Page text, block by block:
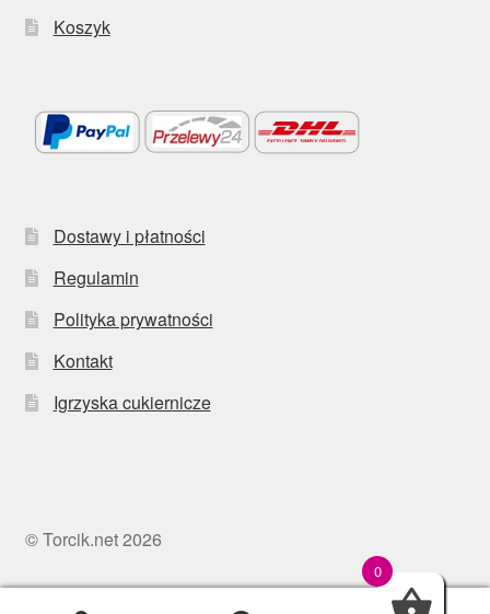
Koszyk
Dostawy i płatności
Regulamin
Polityka prywatności
Kontakt
Igrzyska cukiernicze
© Torcik.net 2026
0